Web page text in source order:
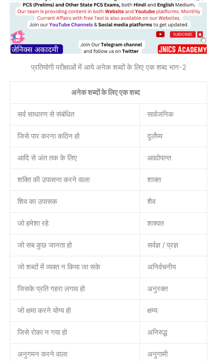
प्रतियोगी परीक्षाओं में आये अनेक शब्दों के लिए एक शब्द भाग-2
अनेक शब्दों के लिए एक शब्द
सर्व साधारण से संबंधित सार्वजनिक
जिसे पार करना कठिन हो दुर्लंघ्य
आदि से अंत तक के लिए आद्योपान्त
शक्ति की उपासना करने वाला शाक्त
शिव का उपासक शैव
जो हमेशा रहे शाश्वत
जो सब कुछ जानता हो सर्वज्ञ / प्रज्ञ
जो शब्दों में व्यक्त न किया जा सके अनिर्वचनीय
जिसके प्रति गहरा लगाव हो अनुरक्त
जो क्षमा करने योग्य हो क्षम्य
जिसे रोका न गया हो अनिरुद्ध
अनुगमन करने वाला अनुगामी